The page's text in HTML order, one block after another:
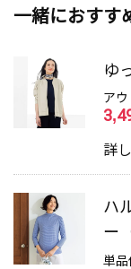
一緒におすす
ゆ
ア
詳
ハ
ー
単